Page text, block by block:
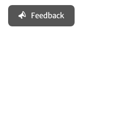
Feedback